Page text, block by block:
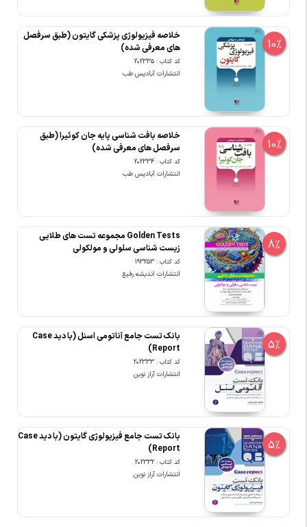
10%
خلاصه فیزیولوژی پزشکی گایتون (طبق سرفصل
های معرفی شده)
کد کتاب : 202335
انتشارات آبادیس طب
10%
خلاصه بافت شناسی پایه جان کوئیرا (طبق
سرفصل های معرفی شده)
کد کتاب : 202334
انتشارات آبادیس طب
8%
Golden Tests مجموعه تست های طلایی
زیست شناسی سلولی و مولکولی
کد کتاب : 193253
انتشارات اندیشه رفیع
5%
بانک تست جامع آناتومی اسنل (با دید Case
Report)
کد کتاب : 202333
انتشارات آراز نوین
5%
بانک تست جامع فیزیولوژی گایتون (با دید Case
Report)
کد کتاب : 202332
انتشارات آراز نوین